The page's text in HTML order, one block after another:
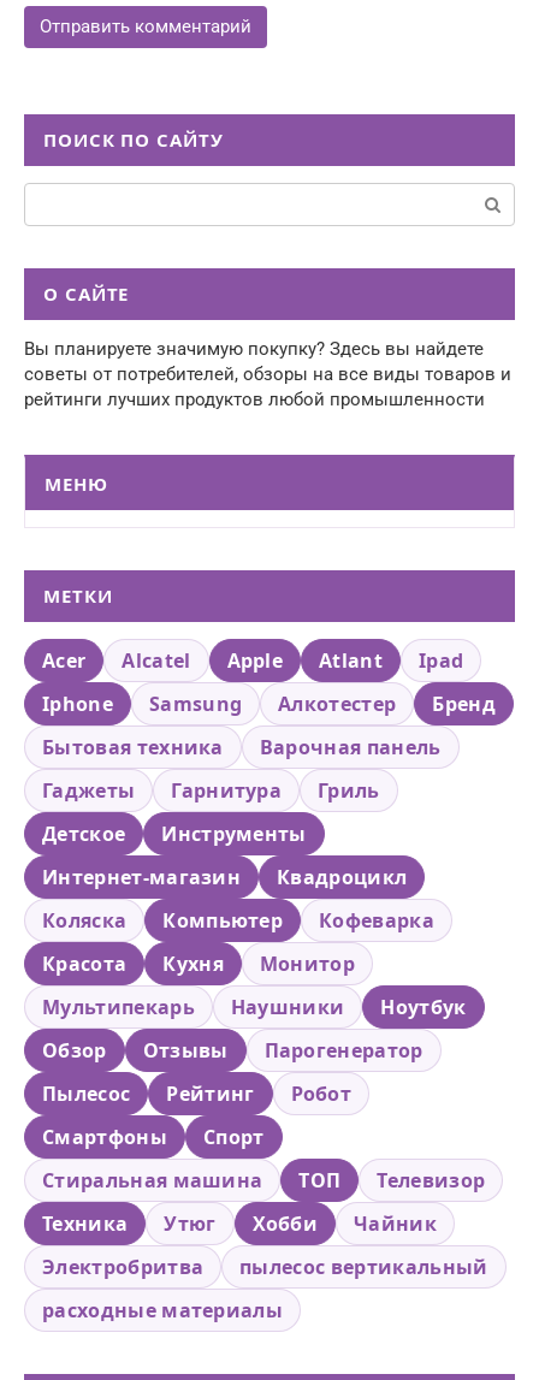
ПОИСК ПО САЙТУ
Поиск:
О САЙТЕ
Вы планируете значимую покупку? Здесь вы найдете
советы от потребителей, обзоры на все виды товаров и
рейтинги лучших продуктов любой промышленности
МЕНЮ
МЕТКИ
Acer Alcatel Apple Atlant
Ipad
Iphone
Samsung Алкотестер
Бренд
Бытовая техника
Варочная панель
Гаджеты
Гарнитура
Гриль
Детское
Инструменты
Интернет-магазин
Квадроцикл
Коляска
Компьютер
Кофеварка
Красота
Кухня
Монитор
Мультипекарь
Наушники
Ноутбук
Обзор
Отзывы
Парогенератор
Пылесос
Рейтинг
Робот
Смартфоны
Спорт
Стиральная машина
ТОП
Телевизор
Техника
Утюг Хобби
Чайник
Электробритва
пылесос вертикальный
расходные материалы